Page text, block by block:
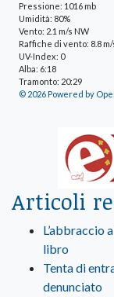
Pressione: 1016 mb
Umidità: 80%
Vento: 2.1 m/s NW
Raffiche di vento: 8.8 m/
UV-Index: 0
Alba: 6:18
Tramonto: 20:29
© 2026 Powered by
Articoli
L’abbraccio
libro
Tenta di
denunciato